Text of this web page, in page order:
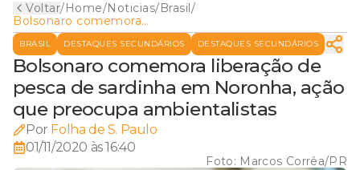
Voltar/Home/Noticias/Brasil/
Bolsonaro comemora
liberação de pesca de
sardinha em Noronha, ação
que preocupa ambientalistas
BRASIL DESTAQUES SECUNDÁRIOS DESTAQUES SECUNDÁRIOS
Bolsonaro comemora liberação de
pesca de sardinha em Noronha, ação
que preocupa ambientalistas
Por Folha de S. Paulo
01/11/2020 às 16:40
Foto: Marcos Corrêa/PR